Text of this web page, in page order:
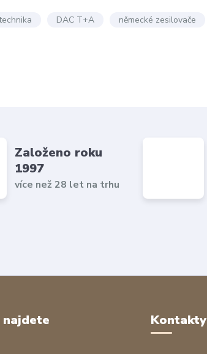
DAC T+A německé zesilovače
Založeno roku
1997
více než 28 let na trhu
najdete Kontakty